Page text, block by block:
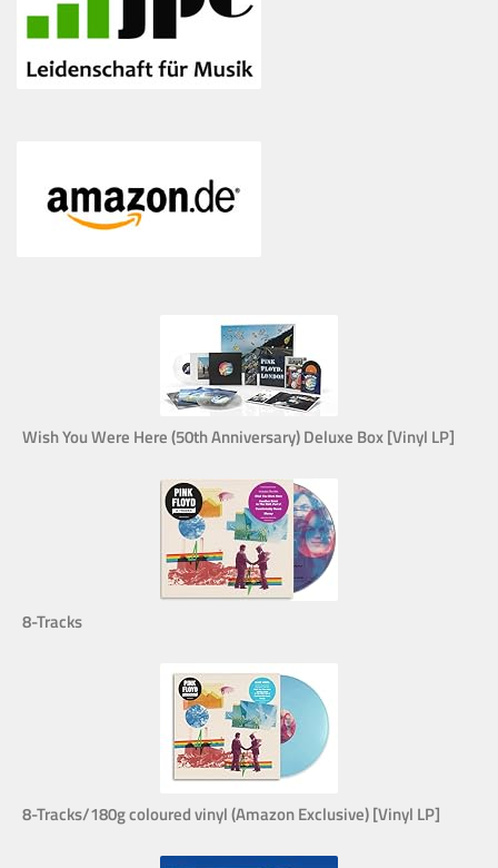
Wish You Were Here (50th Anniversary) Deluxe Box [Vinyl LP]
8-Tracks
8-Tracks/180g coloured vinyl (Amazon Exclusive) [Vinyl LP]